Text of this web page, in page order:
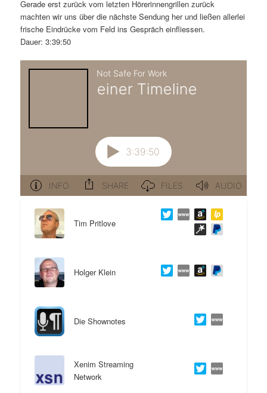
ä
I
h
n
e
I
n
a
v
i
Gerade erst zurück vom letzten Hörerinnengrillen zurück
machten wir uns über die nächste Sendung her und ließen allerlei
frische Eindrücke vom Feld ins Gespräch einfliessen.
Dauer: 3:39:50
Tim Pritlove
Holger Klein
Die Shownotes
Xenim Streaming
Network